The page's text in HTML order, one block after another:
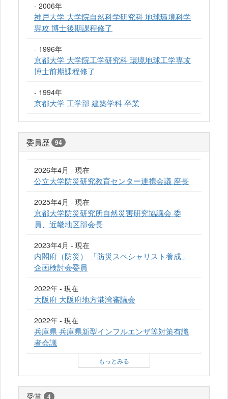
- 2006年
神戸大学 大学院自然科学研究科 地球環境科学
専攻 博士後期課程修了
- 1996年
京都大学 大学院工学研究科 環境地球工学専攻
博士前期課程修了
- 1994年
京都大学 工学部 建築学科 卒業
委員歴 94
2026年4月 - 現在
公立大学防災研究教育センター連携会議 座長
2025年4月 - 現在
京都大学防災研究所自然災害研究協議会 委
員、近畿地区部会長
2023年4月 - 現在
内閣府（防災） 「防災スペシャリスト養成」
企画検討会委員
2022年 - 現在
大阪府 大阪府地方港湾審議会
2022年 - 現在
兵庫県 兵庫県新型インフルエンザ等対策有識
者会議
もっとみる
受賞 4